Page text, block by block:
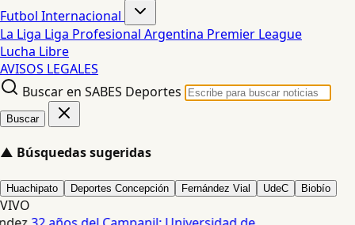
Futbol Internacional
La Liga Liga Profesional Argentina Premier League
Lucha Libre
AVISOS LEGALES
Buscar en SABES Deportes
Buscar
▲ Búsquedas sugeridas
Huachipato Deportes Concepción Fernández Vial UdeC Biobío
VIVO